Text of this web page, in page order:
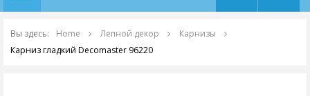
Вы здесь: Home Лепной декор
Карнизы
Карниз гладкий Decomaster 96220